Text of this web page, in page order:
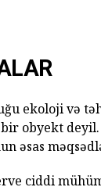
ekoloji və
obyekt
əsas
ciddi